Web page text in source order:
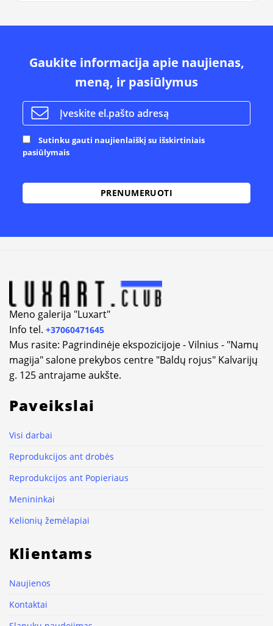
Gaukite informacija apie naujienas,
meną, ir pasiūlymus
Sutinku gauti naujienlaiškį su išskirtiniais
pasiūlymais
Meno galerija "Luxart"
Info tel. +37060471645
Mus rasite: Pagrindinėje ekspozicijoje - Vilnius - "Namų
magija" salone prekybos centre "Baldų rojus" Kalvarijų
g. 125 antrajame aukšte.
Paveikslai
Visi darbai
Reprodukcijos ant drobės
Reprodukcijos ant Popieriaus
Menininkai
Kelionių žemėlapiai
Klientams
Naujienos
Kontaktai